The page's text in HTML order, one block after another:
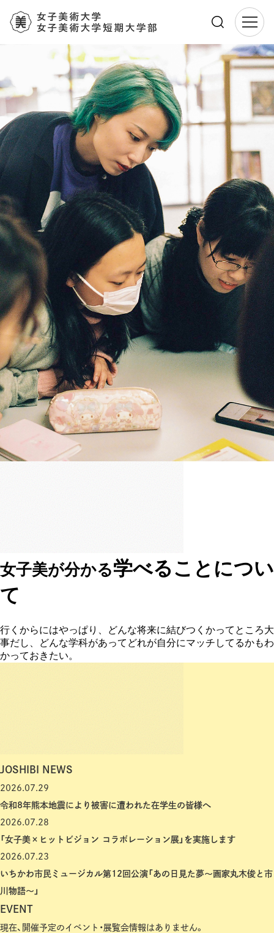
コ
ン
テ
ン
ツ
に
移
動
女子美が分かる学べることについ
て
行くからにはやっぱり、 どんな将来に結びつくかってところ大
事だし、
どんな学科があってどれが自分にマッチしてるかもわ
かっておきたい。
JOSHIBI NEWS
2026.07.29
令和8年熊本地震により被害に遭われた在学生の皆様へ
2026.07.28
「女子美×ヒットビジョン コラボレーション展」を実施します
2026.07.23
いちかわ市民ミュージカル第12回公演「あの日見た夢～画家丸木俊と市
川物語～」
EVENT
現在、開催予定のイベント・展覧会情報はありません。